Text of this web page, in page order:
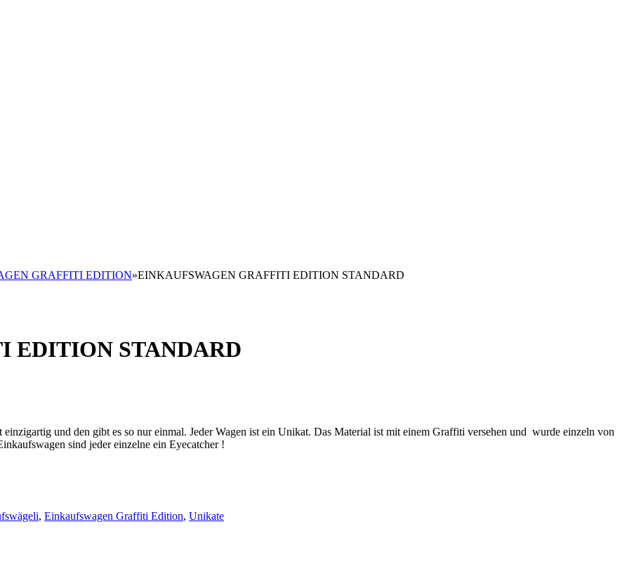
GRAFFITI EDITION»EINKAUFSWAGEN GRAFFITI EDITION STANDARD
EDITION STANDARD
und den gibt es so nur einmal. Jeder Wagen ist ein Unikat. Das Material ist mit einem Graffiti versehen und wurde einzeln von
sind jeder einzelne ein Eyecatcher !
, Einkaufswagen Graffiti Edition, Unikate